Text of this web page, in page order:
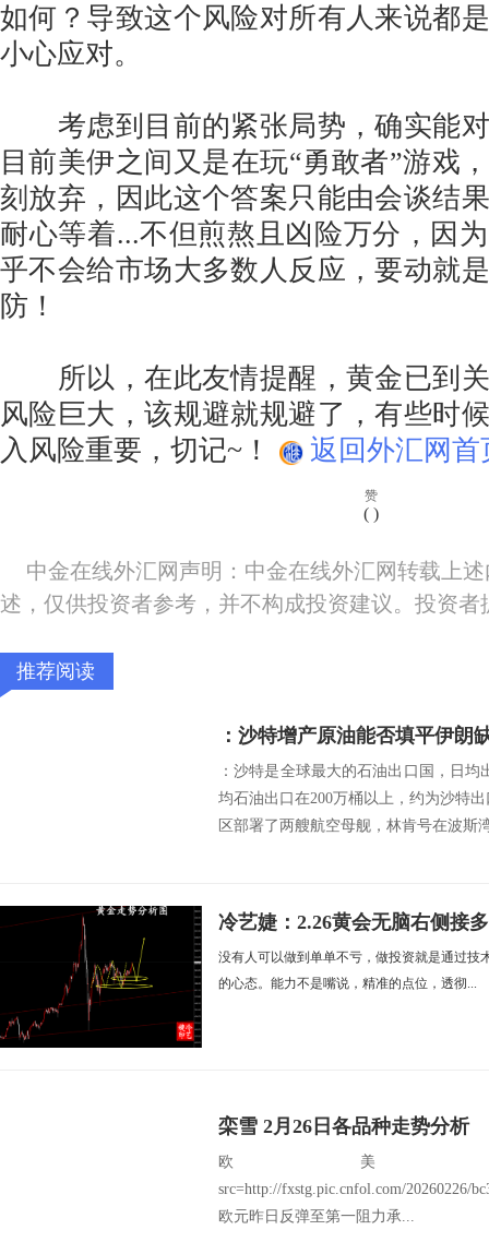
如何？导致这个风险对所有人来说都
小心应对。
考虑到目前的紧张局势，确实能对
目前美伊之间又是在玩“勇敢者”游戏
刻放弃，因此这个答案只能由会谈结
耐心等着...不但煎熬且凶险万分，因
乎不会给市场大多数人反应，要动就
防！
所以，在此友情提醒，黄金已到关
风险巨大，该规避就规避了，有些时
入风险重要，切记~！
返回外汇网
赞
( )
中金在线外汇网声明：中金在线外汇网转载上
述，仅供投资者参考，并不构成投资建议。投资
推荐阅读
：沙特增产原油能否填平伊朗
：沙特是全球最大的石油出口国，日
均石油出口在200万桶以上，约为沙特
区部署了两艘航空母舰，林肯号在波斯
冷艺婕：2.26黄会无脑右侧接
没有人可以做到单单不亏，做投资就是通过技
的心态。能力不是嘴说，精准的点位，透彻...
栾雪 2月26日各品种走势分析
欧美：
src=http://fxstg.pic.cnfol.com/20260226/
欧元昨日反弹至第一阻力承...